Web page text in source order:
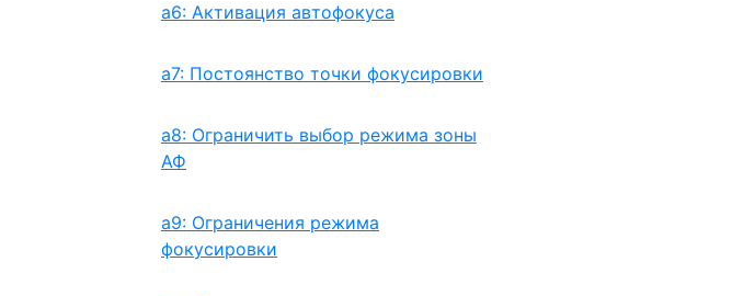
a6: Активация автофокуса
a7: Постоянство точки фокусировки
a8: Ограничить выбор режима зоны
АФ
a9: Ограничения режима
фокусировки